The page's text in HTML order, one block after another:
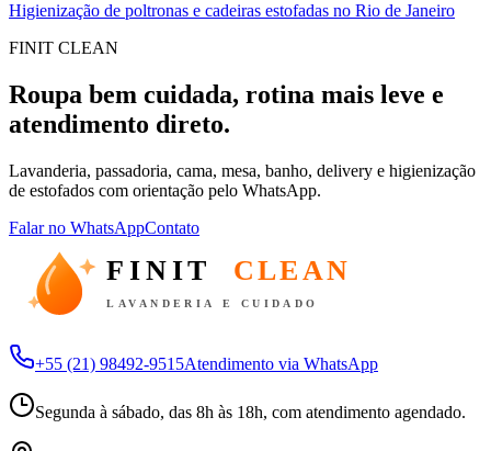
Higienização de poltronas e cadeiras estofadas no Rio de Janeiro
FINIT CLEAN
Roupa bem cuidada, rotina mais leve e
atendimento direto.
Lavanderia, passadoria, cama, mesa, banho, delivery e higienização
de estofados com orientação pelo WhatsApp.
Falar no WhatsAppContato
FINIT CLEAN
LAVANDERIA E CUIDADO
+55 (21) 98492-9515Atendimento via WhatsApp
Segunda à sábado, das 8h às 18h, com atendimento agendado.